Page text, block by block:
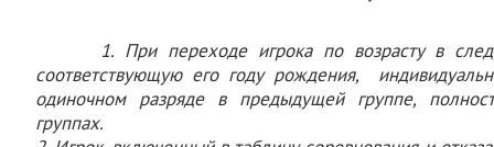
1. При переходе игрока по возрасту в
соответствующую его году рождения,
одиночном разряде в предыдущей группе,
группах.